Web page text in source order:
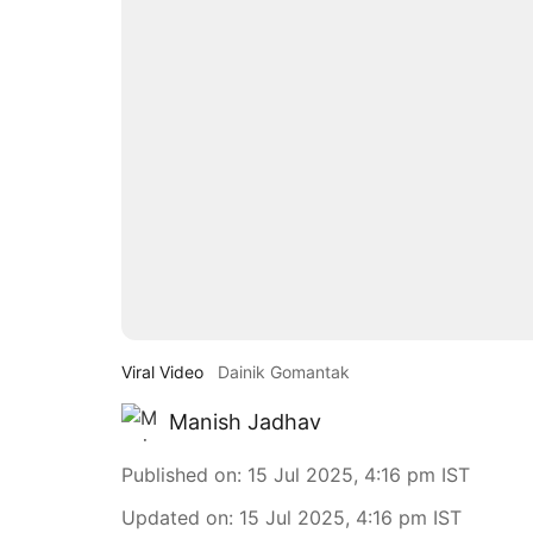
Viral Video Dainik Gomantak
Manish Jadhav
Published on: 15 Jul 2025, 4:16 pm IST
Updated on: 15 Jul 2025, 4:16 pm IST